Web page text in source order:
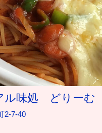
ル味処 どりーむ
2-7-40